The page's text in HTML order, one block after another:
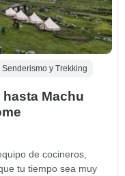
Senderismo y Trekking
Machu
de cocineros,
tu tiempo sea muy